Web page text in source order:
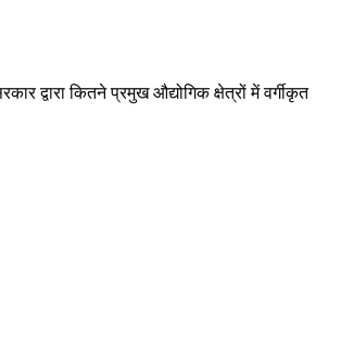
द्वारा कितने प्रमुख औद्योगिक क्षेत्रों में वर्गीकृत